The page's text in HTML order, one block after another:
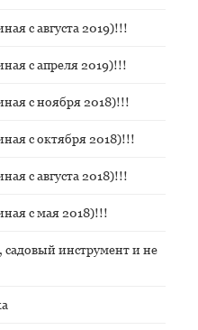
с августа 2019)!!!
с апреля 2019)!!!
с ноября 2018)!!!
с октября 2018)!!!
с августа 2018)!!!
с мая 2018)!!!
инструмент и не